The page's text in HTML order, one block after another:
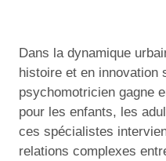
Dans la dynamique
histoire et en innovation
psychomotricien gagne
pour les enfants, les
ces spécialistes
relations complexes